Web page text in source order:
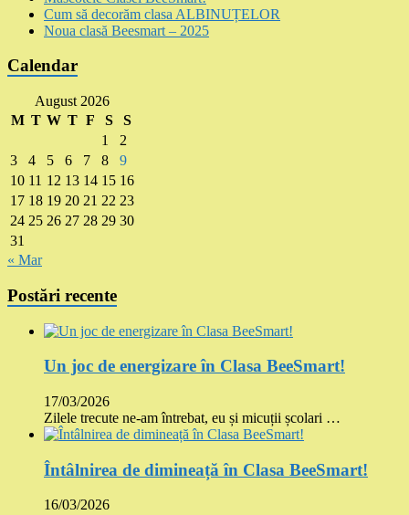
Cum să decorăm clasa ALBINUȚELOR
Noua clasă Beesmart – 2025
Calendar
August 2026
M T W T F S
S
1
2
3
4 5 6 7 8
9
10 11 12 13 14 15 16
17 18 19 20 21 22 23
24 25 26 27 28 29 30
31
« Mar
Postări recente
Un joc de energizare în Clasa BeeSmart!
17/03/2026
Zilele trecute ne-am întrebat, eu și micuții școlari …
Întâlnirea de dimineață în Clasa BeeSmart!
16/03/2026